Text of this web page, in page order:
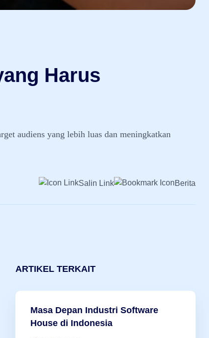
Harus
audiens yang lebih luas dan meningkatkan
Salin Link Berita
ARTIKEL TERKAIT
Masa Depan Industri Software
House di Indonesia